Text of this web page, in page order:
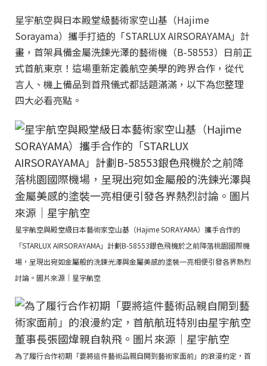
星宇航空與日本殿堂級藝術家空山基（Hajime
Sorayama）攜手打造的「STARLUX AIRSORAYAMA」計
畫，首架具備金屬洗鍊光澤的藝術機（B-58553）日前正
式首航東京！這場重新定義航空美學的跨界合作，從代
言人、機上備品到首飛儀式都話題滿滿，以下為您整理
四大必看亮點。
星宇航空與殿堂級日本藝術家空山基（Hajime SORAYAMA）攜手合作的
「STARLUX AIRSORAYAMA」計劃B-58553銀色飛機於之前降落桃園國際機
場，呈現出宛如金屬般的洗鍊光澤與金屬美感的塗裝一亮相便引發各界熱烈
討論。圖片來源｜星宇航空
為了履行合作初期「要將這件藝術品親自開到藝術家面前」的浪漫約定，首